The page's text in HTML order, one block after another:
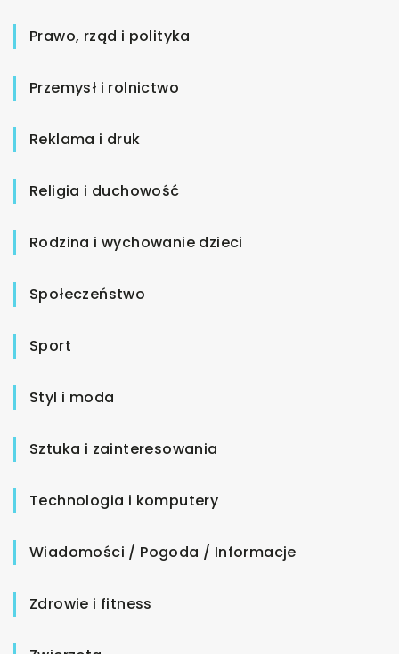
Prawo, rząd i polityka
Przemysł i rolnictwo
Reklama i druk
Religia i duchowość
Rodzina i wychowanie dzieci
Społeczeństwo
Sport
Styl i moda
Sztuka i zainteresowania
Technologia i komputery
Wiadomości / Pogoda / Informacje
Zdrowie i fitness